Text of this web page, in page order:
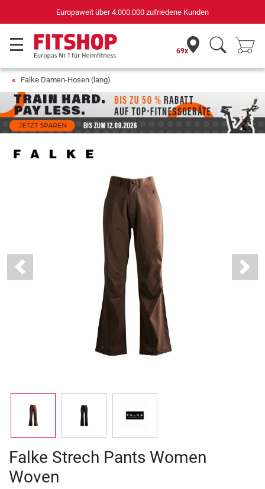
Europaweit über 4.000.000 zufriedene Kunden
69x
Falke Damen-Hosen (lang)
Previous Next
Falke Strech Pants Women
Woven